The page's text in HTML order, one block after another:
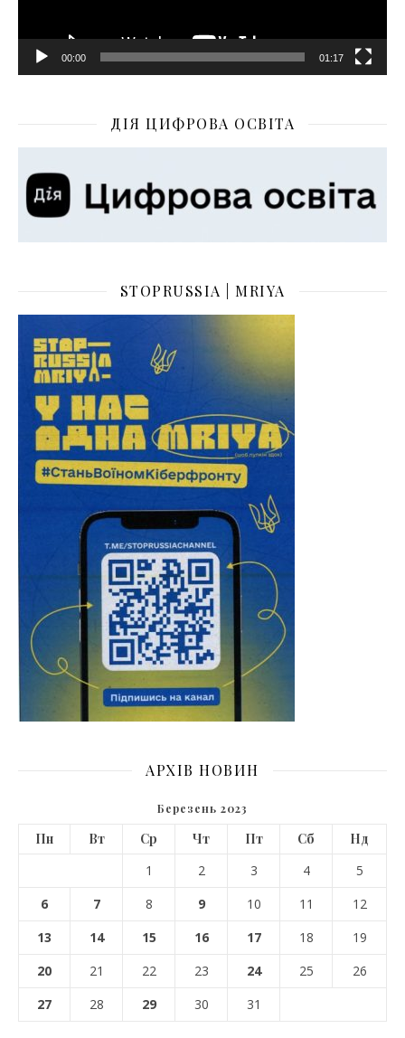
00:00 01:17
ДІЯ ЦИФРОВА ОСВІТА
STOPRUSSIA | MRIYA
АРХІВ НОВИН
Березень 2023
Пн Вт Ср Чт Пт Сб
Нд
1
2 3 4
5
6
7 8 9 10 11
12
13
14 15 16 17 18
19
20
21 22 23 24 25
26
27
28 29 30 31